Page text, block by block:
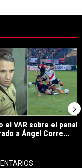
obligados ¿y
de tendencia con el
el VAR sobre el penal
a Ángel Corre...